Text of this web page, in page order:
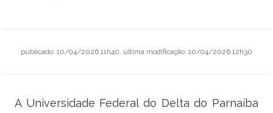
Ministério da Saúde
Ministério da Indústria, Comércio Exterior e Serviços
publicado: 10/04/2026 11h40, última modificação: 10/04/2026 12h30
A Universidade Federal do Delta do Parnaíba